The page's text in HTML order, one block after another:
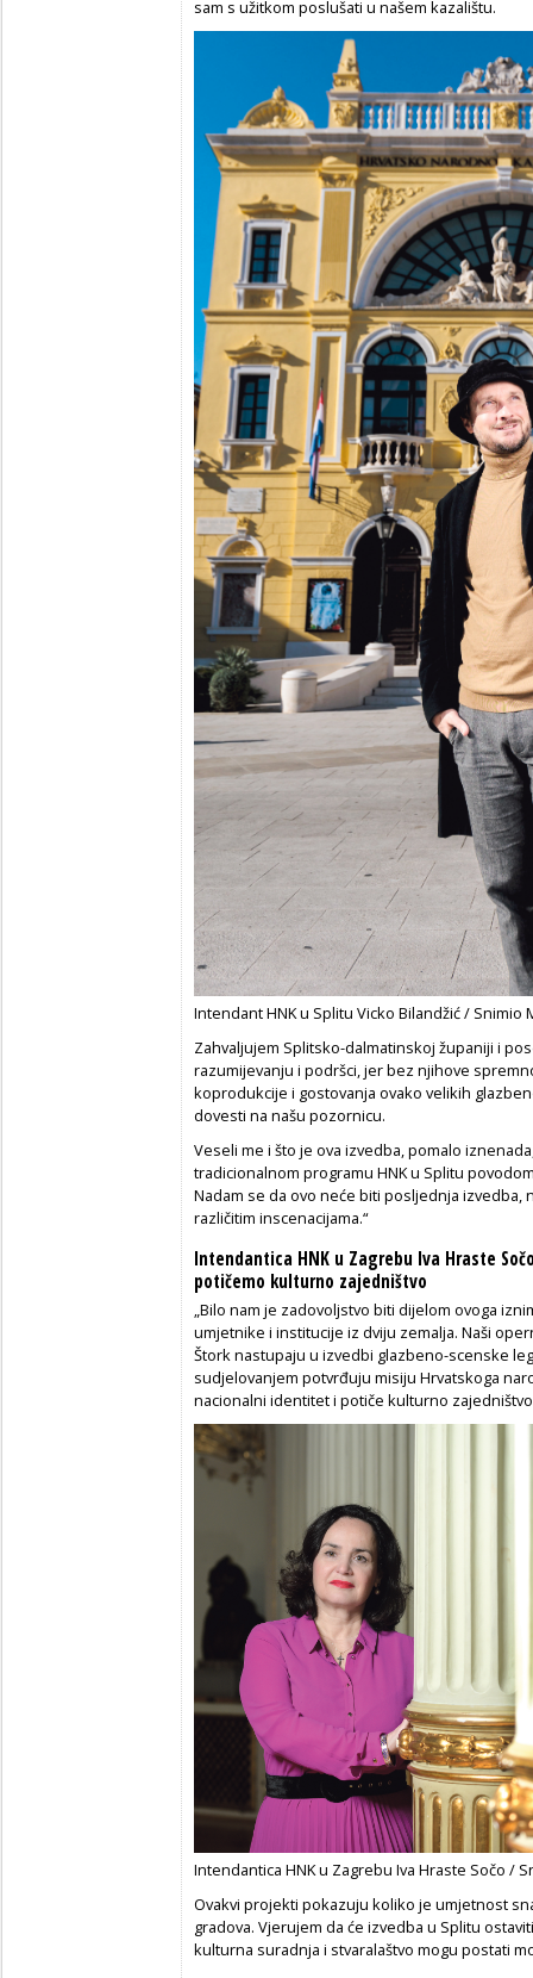
sam s užitkom poslušati u našem kazalištu.
Intendant HNK u Splitu Vicko Bilandžić / Snimio
Zahvaljujem Splitsko-dalmatinskoj županiji i
razumijevanju i podršci, jer bez njihove
koprodukcije i gostovanja ovako velikih
dovesti na našu pozornicu.
Veseli me i što je ova izvedba, pomalo
tradicionalnom programu HNK u Splitu
Nadam se da ovo neće biti posljednja
različitim inscenacijama.“
Intendantica HNK u Zagrebu Iva Hraste
potičemo kulturno zajedništvo
„Bilo nam je zadovoljstvo biti dijelom ovoga
umjetnike i institucije iz dviju zemalja. Naši
Štork nastupaju u izvedbi glazbeno-scenske
sudjelovanjem potvrđuju misiju Hrvatskoga
nacionalni identitet i potiče kulturno
Intendantica HNK u Zagrebu Iva Hraste Sočo /
Ovakvi projekti pokazuju koliko je umjetnost
gradova. Vjerujem da će izvedba u Splitu
kulturna suradnja i stvaralaštvo mogu postati